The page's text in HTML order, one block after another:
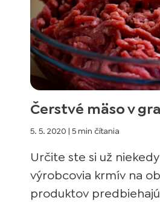
Čerstvé mäso v
5. 5. 2020 | 5 min čítania
Určite ste si už
výrobcovia krmív na
produktov